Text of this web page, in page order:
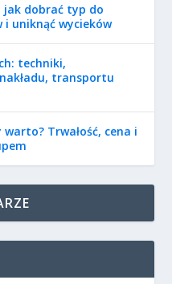
jak dobrać typ do
i uniknąć wycieków
techniki,
transportu
Trwałość, cena i